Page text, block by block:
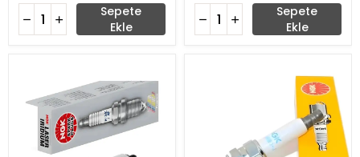
Sepete
Ekle
Sepete
Ekle